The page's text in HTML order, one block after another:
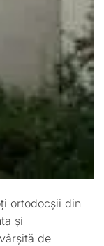
ortodocșii din
și
de